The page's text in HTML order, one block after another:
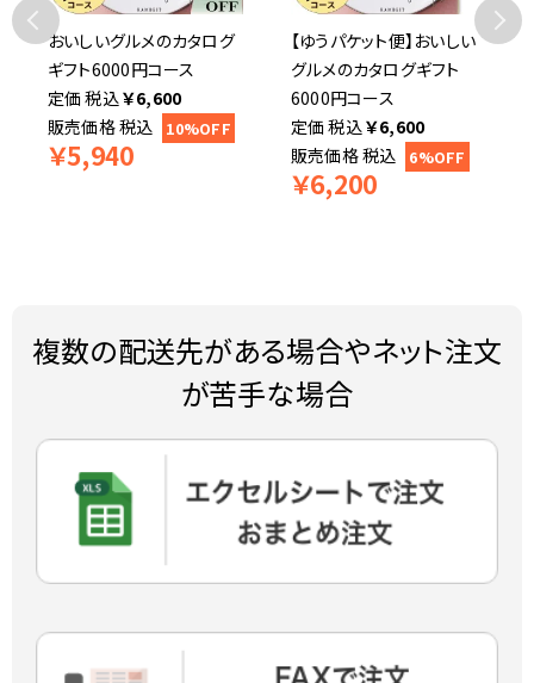
おいしいグルメのカタログ
ギフト6000円コース
税込￥6,600
販売価格税込
￥5,940
10%OFF
【ゆうパケット便】おいしい
グルメのカタログギフト
6000円コース
税込￥6,600
販売価格税込
￥6,200
6%OFF
複数の配送先がある場合やネット注文
が苦手な場合